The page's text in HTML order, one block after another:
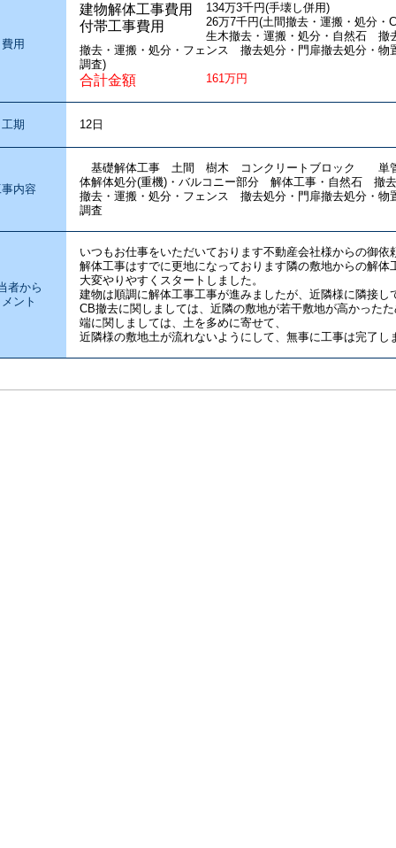
費用
建物解体工事費用 134万3千円(手壊し併用)
付帯工事費用
26万7千円(土間撤去・運搬・処分
生木撤去・運搬・処分・自然石 撤
撤去・運搬・処分・フェンス 撤去処分・門扉撤去処分・
調査)
合計金額 161万円
工期 12日
内容
基礎解体工事 土間 樹木 コンクリートブロック 単管
体解体処分(重機)・バルコニー部分 解体工事・自然石 撤
撤去・運搬・処分・フェンス 撤去処分・門扉撤去処分・
調査
者から
ント
いつもお仕事をいただいております不動産会社様からの御依
解体工事はすでに更地になっております隣の敷地からの解体
大変やりやすくスタートしました。
建物は順調に解体工事工事が進みましたが、近隣様に隣接し
CB撤去に関しましては、近隣の敷地が若干敷地が高かったた
端に関しましては、土を多めに寄せて、
近隣様の敷地土が流れないようにして、無事に工事は完了し